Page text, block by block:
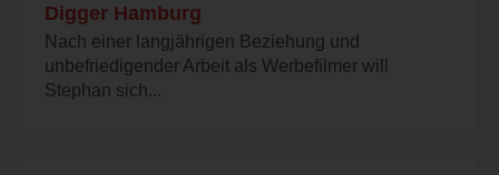
Digger Hamburg
Nach einer langjährigen Beziehung und
unbefriedigender Arbeit als Werbefilmer will
Stephan sich...